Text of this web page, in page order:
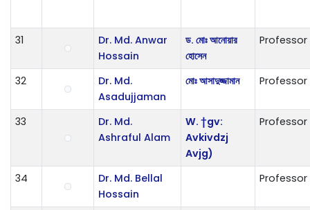
31
Dr. Md. Anwar
Hossain
ড. মোঃ আনোয়ার
হোসেন
Professor
32
Dr. Md.
Asadujjaman
মোঃ আসাদুজ্জামান Professor
33
Dr. Md.
Ashraful Alam
W. †gv:
Avkivdzj
Avjg)
Professor
34
Dr. Md. Bellal
Hossain
Professor